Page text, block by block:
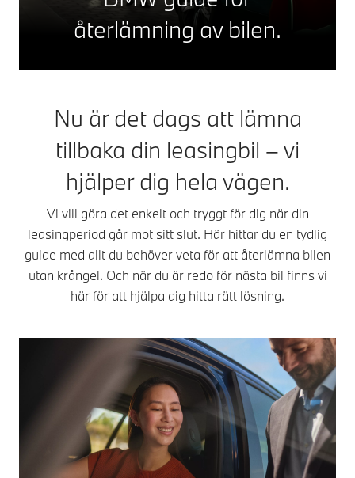
återlämning av bilen.
Nu är det dags att lämna
tillbaka din leasingbil – vi
hjälper dig hela vägen.​
Vi vill göra det enkelt och tryggt för dig när din
leasingperiod går mot sitt slut. Här hittar du en tydlig
guide med allt du behöver veta för att återlämna bilen
utan krångel. Och när du är redo för nästa bil finns vi
här för att hjälpa dig hitta rätt lösning.​